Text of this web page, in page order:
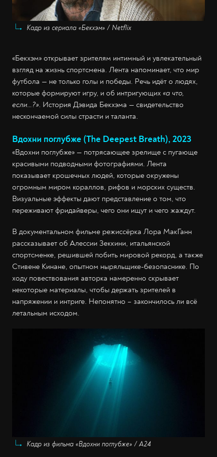
Кадр из сериала «Бекхэм» / Netflix
«Бекхэм» открывает зрителям интимный и увлекательный
взгляд на жизнь спортсмена. Лента напоминает, что мир
футбола — не только голы и победы. Речь идёт о людях,
которые формируют игру, и об интригующих «а что,
если…?». История Дэвида Бекхэма — свидетельство
нескончаемой силы страсти и таланта.
Вдохни поглубже (The Deepest Breath), 2023
«Вдохни поглубже» — потрясающее зрелище с пугающе
красивыми подводными фотографиями. Лента
показывает крошечных людей, которые окружены
огромным миром кораллов, рифов и морских существ.
Визуальные эффекты дают представление о том, что
переживают фридайверы, чего они ищут и чего жаждут.
В документальном фильме режиссёрка Лора МакГанн
рассказывает об Алессии Зеккини, итальянской
спортсменке, решившей побить мировой рекорд, а также
Стивене Кинане, опытном ныряльщике-безопаснике. По
ходу повествования авторка намеренно скрывает
некоторые материалы, чтобы держать зрителей в
напряжении и интриге. Непонятно – закончилось ли всё
летальным исходом.
Кадр из фильма «Вдохни поглубже» / A24